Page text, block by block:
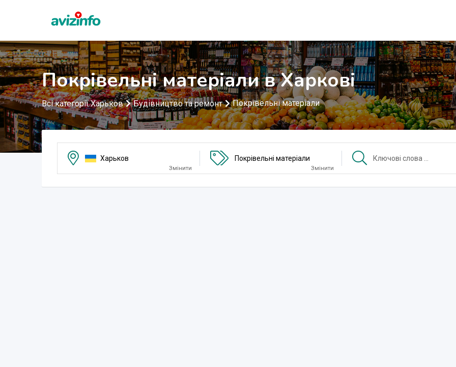
Покрівельні матеріали в Харкові
Всі категорії Харьков Будівництво та ремонт Покрівельні матеріали
Харьков
Змінити
Покрівельні матеріали
Змінити